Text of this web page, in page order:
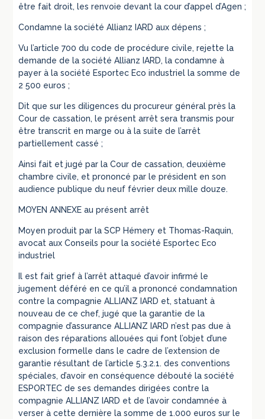
être fait droit, les renvoie devant la cour d’appel d’Agen ;
Condamne la société Allianz IARD aux dépens ;
Vu l’article 700 du code de procédure civile, rejette la
demande de la société Allianz IARD, la condamne à
payer à la société Esportec Eco industriel la somme de
2 500 euros ;
Dit que sur les diligences du procureur général près la
Cour de cassation, le présent arrêt sera transmis pour
être transcrit en marge ou à la suite de l’arrêt
partiellement cassé ;
Ainsi fait et jugé par la Cour de cassation, deuxième
chambre civile, et prononcé par le président en son
audience publique du neuf février deux mille douze.
MOYEN ANNEXE au présent arrêt
Moyen produit par la SCP Hémery et Thomas-Raquin,
avocat aux Conseils pour la société Esportec Eco
industriel
Il est fait grief à l’arrêt attaqué d’avoir infirmé le
jugement déféré en ce qu’il a prononcé condamnation
contre la compagnie ALLIANZ IARD et, statuant à
nouveau de ce chef, jugé que la garantie de la
compagnie d’assurance ALLIANZ IARD n’est pas due à
raison des réparations allouées qui font l’objet d’une
exclusion formelle dans le cadre de l’extension de
garantie résultant de l’article 5.3.2.1. des conventions
spéciales, d’avoir en conséquence débouté la société
ESPORTEC de ses demandes dirigées contre la
compagnie ALLIANZ IARD et de l’avoir condamnée à
verser à cette dernière la somme de 1.000 euros sur le